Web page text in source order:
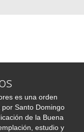
es una orden
Santo Domingo
de la Buena
estudio y